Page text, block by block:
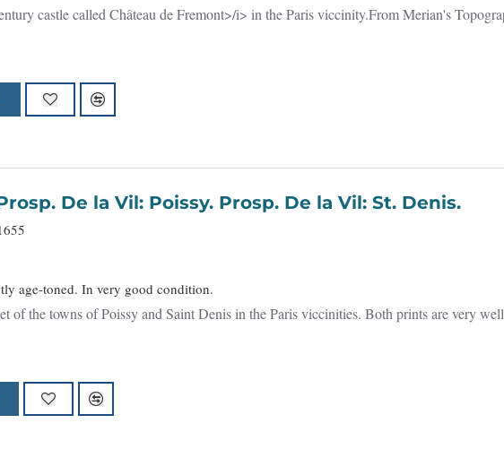
C. - Prosp. De la Vil: Poissy. Prosp. De la Vil: St. Denis.
age-toned. In very good condition.
of the towns of Poissy and Saint Denis in the Paris viccinities. Both prints are very well